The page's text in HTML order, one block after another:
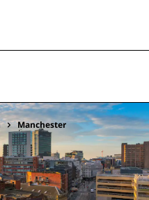
Manchester